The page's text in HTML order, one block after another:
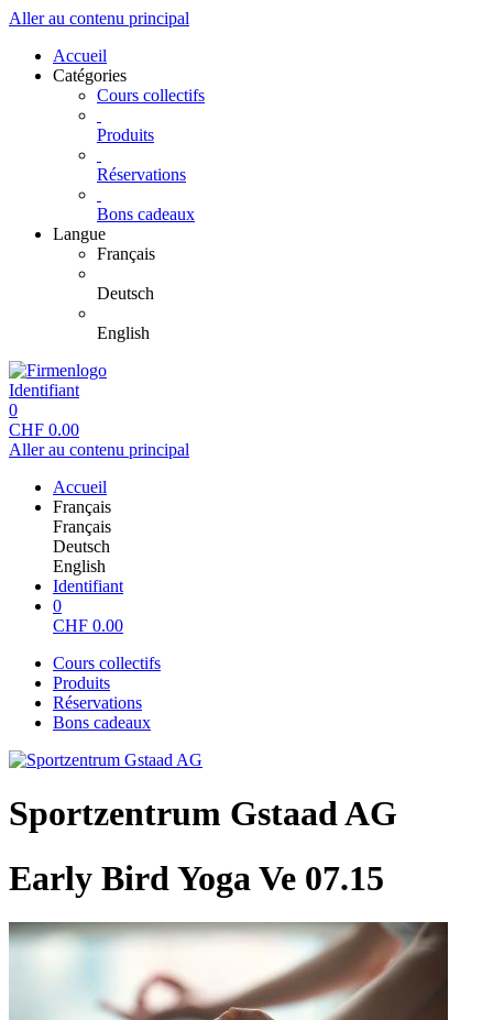
Aller au contenu principal
Accueil
Catégories
Cours collectifs
Produits
Réservations
Bons cadeaux
Langue
Français
Deutsch
English
Identifiant
0
CHF 0.00
Aller au contenu principal
Accueil
Français
Français
Deutsch
English
Identifiant
0
CHF 0.00
Cours collectifs
Produits
Réservations
Bons cadeaux
Sportzentrum Gstaad AG
Early Bird Yoga Ve 07.15